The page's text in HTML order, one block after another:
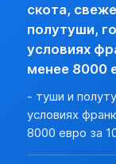
Лицензирование:
Преф. режим для
Преф. режим для
Сертификация:
Прочие
Запреты (другие
скота,
полутуши,
условиях
менее 8000
- туши и
условиях
8000 евро за